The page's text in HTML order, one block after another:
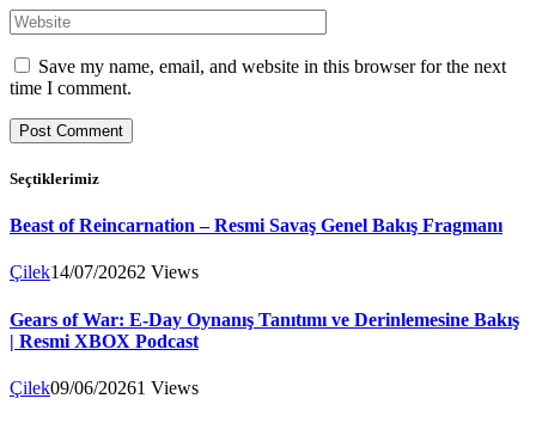
Save my name, email, and website in this browser for the next
time I comment.
Seçtiklerimiz
Beast of Reincarnation – Resmi Savaş Genel Bakış Fragmanı
Çilek14/07/20262 Views
Gears of War: E-Day Oynanış Tanıtımı ve Derinlemesine Bakış
| Resmi XBOX Podcast
Çilek09/06/20261 Views